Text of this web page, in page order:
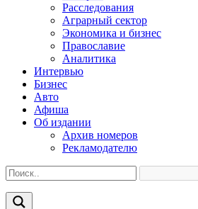
Расследования
Аграрный сектор
Экономика и бизнес
Православие
Аналитика
Интервью
Бизнес
Авто
Афиша
Об издании
Архив номеров
Рекламодателю